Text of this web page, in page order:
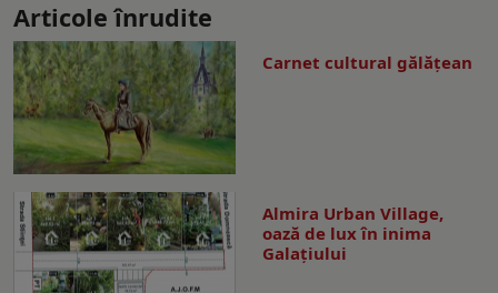
Articole înrudite
Carnet cultural gălăţean
Almira Urban Village,
oază de lux în inima
Galațiului